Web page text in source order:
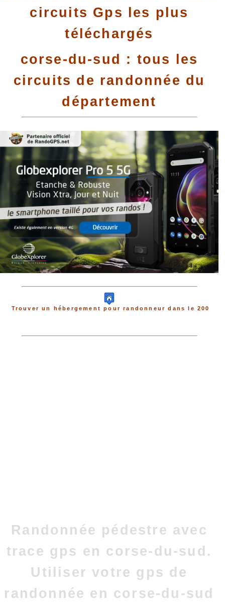
circuits Gps les plus
téléchargés
corse-du-sud : tous les
circuits de randonnée du
département
Trouver un hébergement pour randonneur dans le 200
Randonnée pédestre avec
trace gps en corse-du-sud.
Utiliser votre gps de
randonnée en corse-du-sud